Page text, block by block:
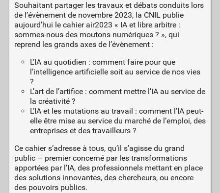
Souhaitant partager les travaux et débats conduits lors
de l’évènement de novembre 2023, la CNIL publie
aujourd’hui le cahier air2023 « IA et libre arbitre :
sommes-nous des moutons numériques ? », qui
reprend les grands axes de l’évènement :
L’IA au quotidien : comment faire pour que
l’intelligence artificielle soit au service de nos vies
?
L’art de l’artifice : comment mettre l’IA au service de
la créativité ?
L’IA et les mutations au travail : comment l’IA peut-
elle être mise au service du marché de l’emploi, des
entreprises et des travailleurs ?
Ce cahier s’adresse à tous, qu’il s’agisse du grand
public – premier concerné par les transformations
apportées par l’IA, des professionnels mettant en place
des solutions innovantes, des chercheurs, ou encore
des pouvoirs publics.